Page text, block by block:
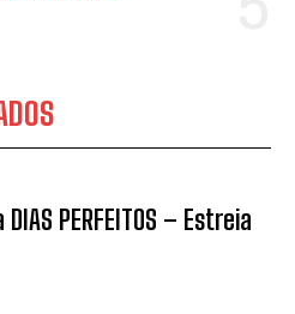
PERFEITOS – Estreia